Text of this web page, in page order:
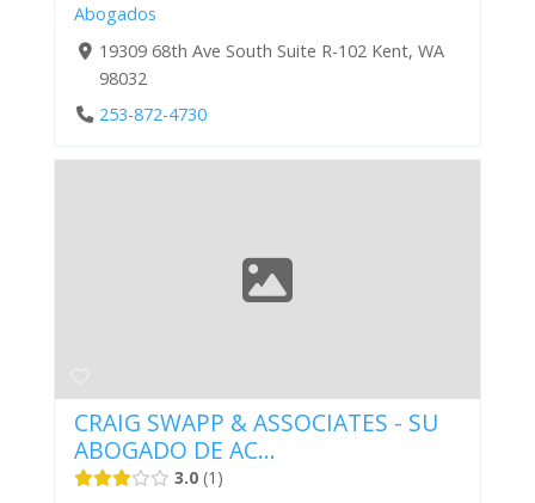
Abogados
19309 68th Ave South Suite R-102 Kent, WA
98032
253-872-4730
CRAIG SWAPP & ASSOCIATES - SU
ABOGADO DE AC...
3.0 1